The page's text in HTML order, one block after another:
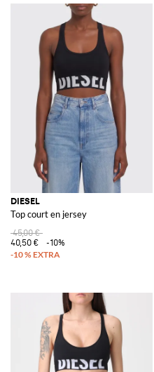
DIESEL
Top court en jersey
45,00 €
40,50 €
-10%